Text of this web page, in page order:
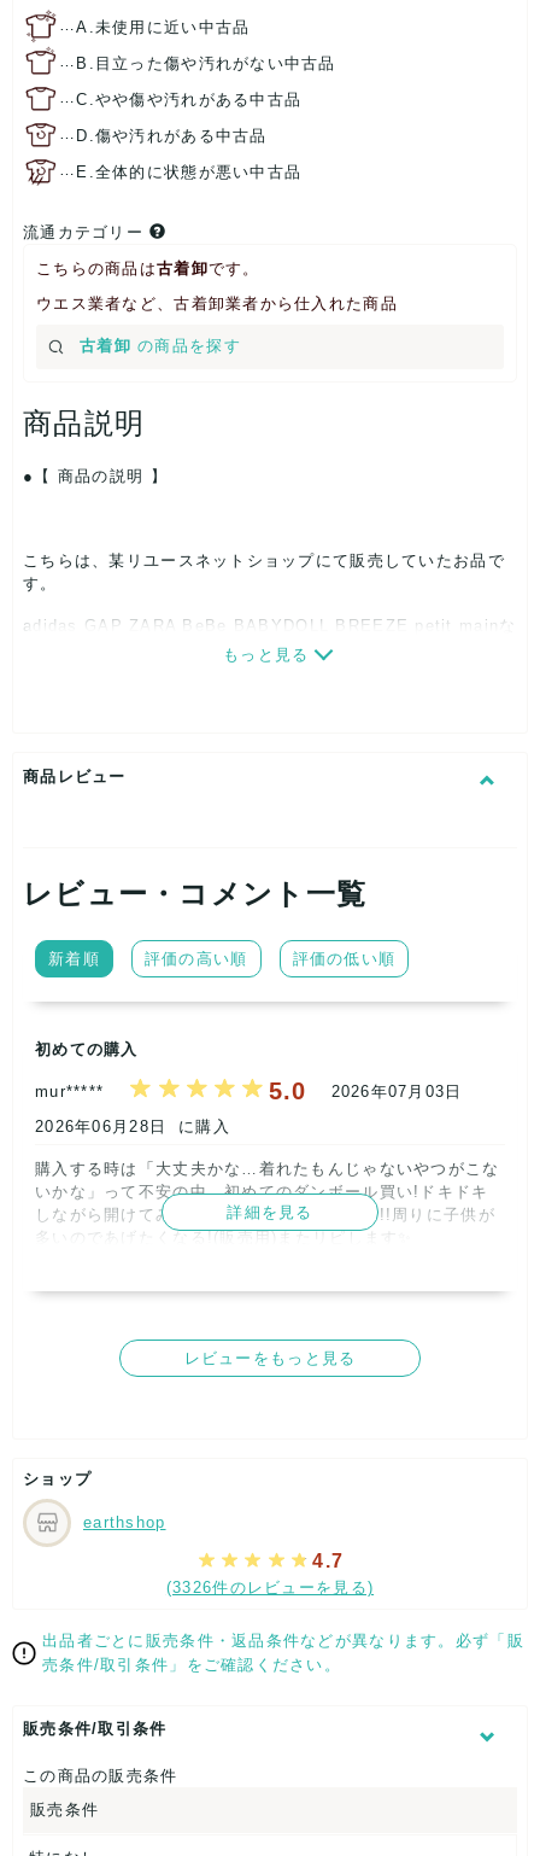
…A.未使用に近い中古品
… B.目立った傷や汚れがない中古品
…C.やや傷や汚れがある中古品
… D.傷や汚れがある中古品
… E.全体的に状態が悪い中古品
流通カテゴリー
こちらの商品は古着卸です。
ウエス業者など、古着卸業者から仕入れた商品
古着卸 の商品を探す
商品説明
【 商品の説明 】
こちらは、某リユースネットショップにて販売していたお品で
す。
adidas GAP ZARA BeBe BABYDOLL BREEZE petit main な
どなど人気ブランド色々厳選してます。
格安にて販売致します。
人気ブランド～スポーツブランドまでランダムに入ります。
衣類のシーズンもランダムになりますが、SS春夏物が多いで
状態は
美品のお品から汚れなどダメージはあるがお使いいただける範
囲の
状態のお品までのセットになります。
1点1点の交換などの対応はできませんので、大量の格安限定ア
ソートとして
※画像はイメージ画像になります。
もっと見る
商品レビュー
レビュー・コメント一覧
新着順 評価の高い順 評価の低い順
初めての購入
mur***** 5.0
2026年07月03日
2026年06月28日
に購入
購入する時は「大丈夫かな…着れたもんじゃないやつがこな
いかな」って不安の中、初めてのダンボール買い!ドキドキ
しながら開けてみると…綺麗なお洋服ばかり!!周りに子供が
多いのであげたくなる!(販売用)またリピします✨️
詳細を見る
レビューをもっと見る
ショップ
earthshop
4.7
(3326件のレビューを見る)
出品者ごとに販売条件・返品条件などが異なります。必ず「販
売条件/取引条件」をご確認ください。
販売条件/取引条件
この商品の販売条件
販売条件